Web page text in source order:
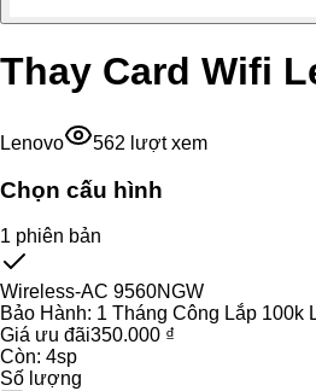
Thay Card Wifi
Lenovo 562 lượt xem
Chọn cấu hình
1 phiên bản
Wireless-AC 9560NGW
Bảo Hành: 1 Tháng Công Lắp 100k
Giá ưu đãi350.000 ₫
Còn: 4sp
Số lượng